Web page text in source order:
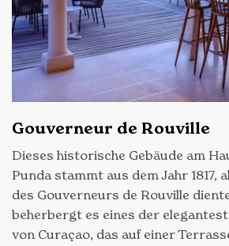
Gouverneur de Rouville
Dieses historische Gebäude am
Punda stammt aus dem Jahr 1817,
des Gouverneurs de Rouville
beherbergt es eines der
von Curaçao, das auf einer